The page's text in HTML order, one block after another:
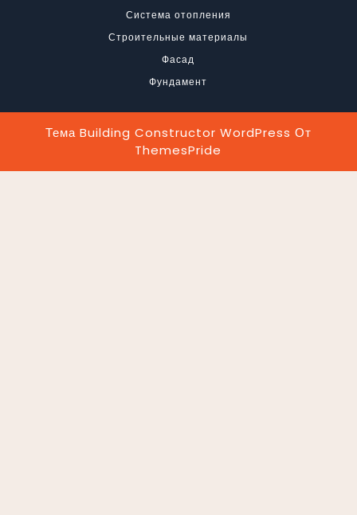
Система отопления
Строительные материалы
Фасад
Фундамент
Тема Building Constructor WordPress От
ThemesPride